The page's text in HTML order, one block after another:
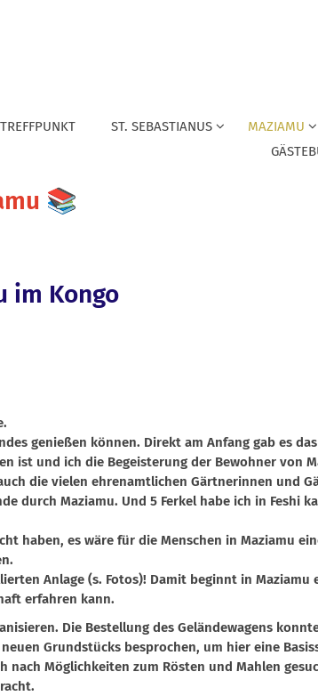
TREFFPUNKT ST. SEBASTIANUS MAZIAMU
📚
im Kongo
genießen können. Direkt am Anfang gab es
ist und ich die Begeisterung der Bewohner von
die vielen ehrenamtlichen Gärtnerinnen und
durch Maziamu. Und 5 Ferkel habe ich in Feshi
haben, es wäre für die Menschen in Maziamu
Anlage (s. Fotos)! Damit beginnt in
erfahren kann.
Die Bestellung des Geländewagens
Grundstücks besprochen, um hier eine
Möglichkeiten zum Rösten und Mahlen